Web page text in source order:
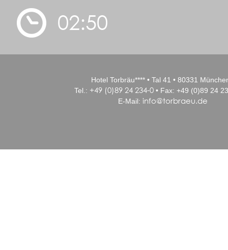
02:50
Hotel Torbräu**** • Tal 41 • 80331
Tel.: +49 (0)89 24 234-0• Fax: +49 (0)89 24
E-Mail: info@torbraeu.de